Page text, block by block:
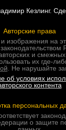
Кезлинг.
Авторские права
и изображения на
и
их где-
. Не нарушайте
об условиях
контента
персональных
о защите